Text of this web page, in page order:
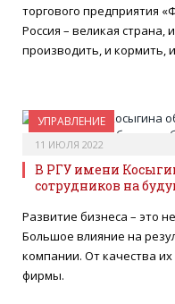
торгового предприятия
Россия – великая
производить, и кормить,
УПРАВЛЕНИЕ
11 ИЮЛЯ 2022
В РГУ имени
сотрудников на
Развитие бизнеса – это
Большое влияние на
компании. От качества
фирмы.